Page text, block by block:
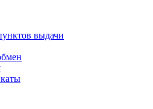
выдачи